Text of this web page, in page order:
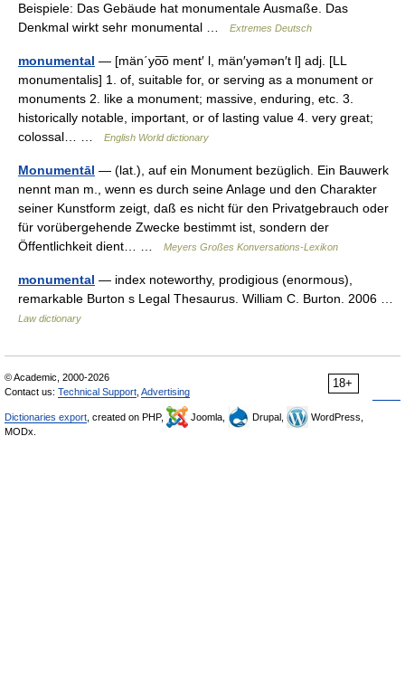
Beispiele: Das Gebäude hat monumentale Ausmaße. Das
Denkmal wirkt sehr monumental …
Extremes Deutsch
monumental — [män΄yo͞o ment′ l, män′yəmən′t l] adj. [LL
monumentalis] 1. of, suitable for, or serving as a monument or
monuments 2. like a monument; massive, enduring, etc. 3.
historically notable, important, or of lasting value 4. very great;
colossal… …
English World dictionary
Monumentāl — (lat.), auf ein Monument bezüglich. Ein Bauwerk
nennt man m., wenn es durch seine Anlage und den Charakter
seiner Kunstform zeigt, daß es nicht für den Privatgebrauch oder
für vorübergehende Zwecke bestimmt ist, sondern der
Öffentlichkeit dient… …
Meyers Großes Konversations-Lexikon
monumental — index noteworthy, prodigious (enormous),
remarkable Burton s Legal Thesaurus. William C. Burton. 2006 …
Law dictionary
18+
© Academic, 2000-2026
Contact us: Technical Support Advertising
Dictionaries export , created on PHP, Joomla, Drupal,
WordPress,
MODx.